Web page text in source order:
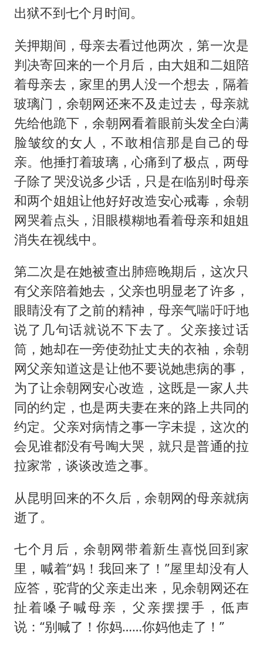
出狱不到七个月时间。
关押期间，母亲去看过他两次，第一次是
判决寄回来的一个月后，由大姐和二姐陪
着母亲去，家里的男人没一个想去，隔着
玻璃门，余朝网还来不及走过去，母亲就
先给他跪下，余朝网看着眼前头发全白满
脸皱纹的女人，不敢相信那是自己的母
亲。他捶打着玻璃，心痛到了极点，两母
子除了哭没说多少话，只是在临别时母亲
和两个姐姐让他好好改造安心戒毒，余朝
网哭着点头，泪眼模糊地看着母亲和姐姐
消失在视线中。
第二次是在她被查出肺癌晚期后，这次只
有父亲陪着她去，父亲也明显老了许多，
眼睛没有了之前的精神，母亲气喘吁吁地
说了几句话就说不下去了。父亲接过话
筒，她却在一旁使劲扯丈夫的衣袖，余朝
网父亲知道这是让他不要说她患病的事，
为了让余朝网安心改造，这既是一家人共
同的约定，也是两夫妻在来的路上共同的
约定。父亲对病情之事一字未提，这次的
会见谁都没有号啕大哭，就只是普通的拉
拉家常，谈谈改造之事。
从昆明回来的不久后，余朝网的母亲就病
逝了。
七个月后，余朝网带着新生喜悦回到家
里，喊着“妈！我回来了！”屋里却没有人
应答，驼背的父亲走出来，见余朝网还在
扯着嗓子喊母亲，父亲摆摆手，低声
说：“别喊了！你妈……你妈他走了！”